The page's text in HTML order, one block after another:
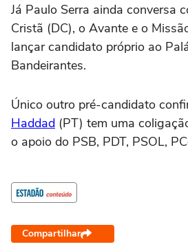
Já Paulo Serra ainda conversa
Cristã (DC), o Avante e o
lançar candidato próprio ao
Bandeirantes.
Único outro pré-candidato
Haddad (PT) tem uma
o apoio do PSB, PDT, PSOL,
Compartilhar